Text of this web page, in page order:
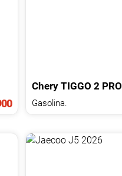
Chery TIGGO 2 PRO
Gasolina.